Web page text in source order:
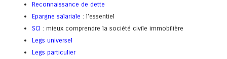
Reconnaissance de dette
Epargne salariale : l’essentiel
SCI : mieux comprendre la société civile immobilière
Legs universel
Legs particulier